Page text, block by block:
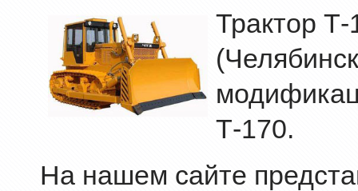
Трактор
Т-170.
На нашем сайте